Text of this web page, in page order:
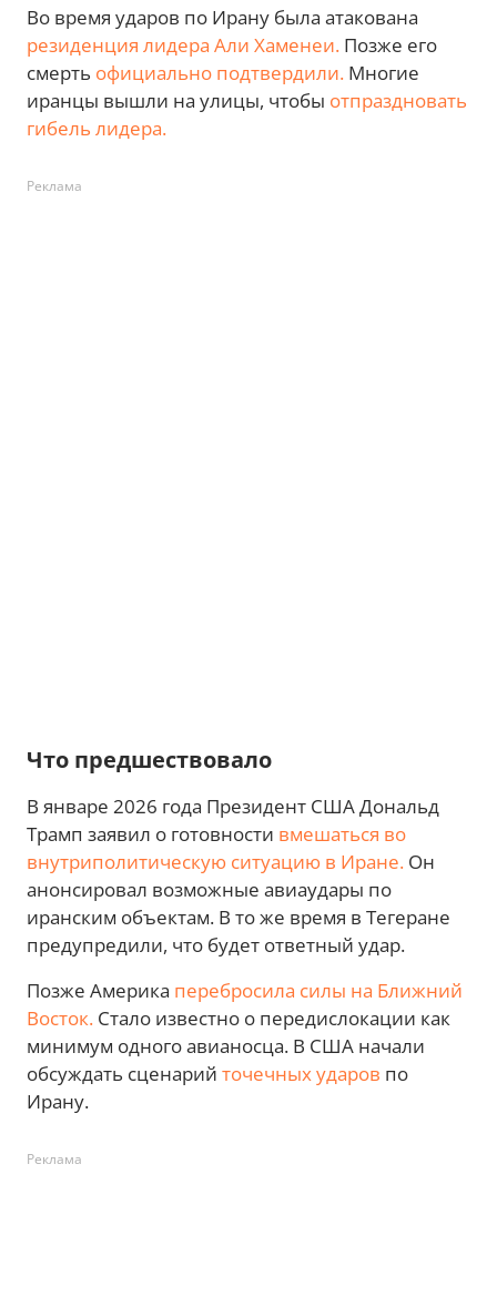
Во время ударов по Ирану была атакована
резиденция лидера Али Хаменеи. Позже его
смерть официально подтвердили. Многие
иранцы вышли на улицы, чтобы отпраздновать
гибель лидера.
Реклама
Что предшествовало
В январе 2026 года Президент США Дональд
Трамп заявил о готовности вмешаться во
внутриполитическую ситуацию в Иране. Он
анонсировал возможные авиаудары по
иранским объектам. В то же время в Тегеране
предупредили, что будет ответный удар.
Позже Америка перебросила силы на Ближний
Восток. Стало известно о передислокации как
минимум одного авианосца. В США начали
обсуждать сценарий точечных ударов по
Ирану.
Реклама